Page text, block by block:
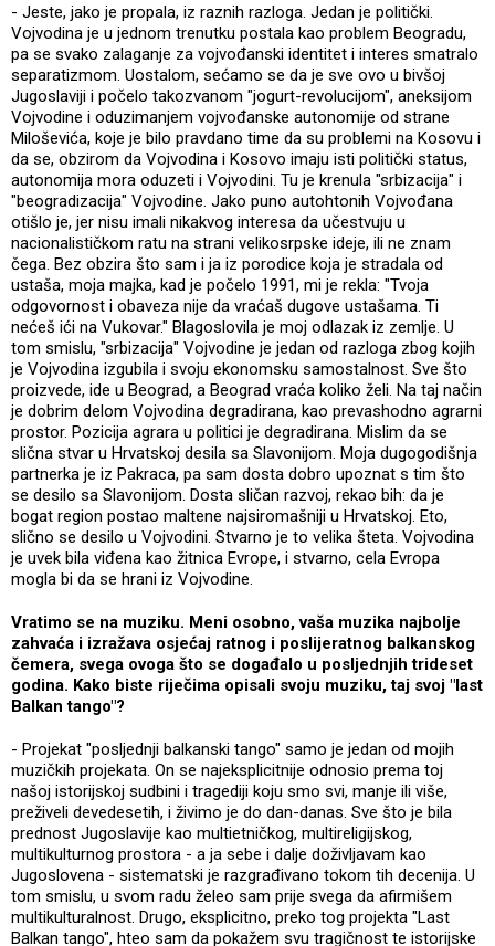
- Jeste, jako je propala, iz raznih razloga. Jedan je politički.
Vojvodina je u jednom trenutku postala kao problem Beogradu,
pa se svako zalaganje za vojvođanski identitet i interes smatralo
separatizmom. Uostalom, sećamo se da je sve ovo u bivšoj
Jugoslaviji i počelo takozvanom "jogurt-revolucijom", aneksijom
Vojvodine i oduzimanjem vojvođanske autonomije od strane
Miloševića, koje je bilo pravdano time da su problemi na Kosovu i
da se, obzirom da Vojvodina i Kosovo imaju isti politički status,
autonomija mora oduzeti i Vojvodini. Tu je krenula "srbizacija" i
"beogradizacija" Vojvodine. Jako puno autohtonih Vojvođana
otišlo je, jer nisu imali nikakvog interesa da učestvuju u
nacionalističkom ratu na strani velikosrpske ideje, ili ne znam
čega. Bez obzira što sam i ja iz porodice koja je stradala od
ustaša, moja majka, kad je počelo 1991, mi je rekla: "Tvoja
odgovornost i obaveza nije da vraćaš dugove ustašama. Ti
nećeš ići na Vukovar." Blagoslovila je moj odlazak iz zemlje. U
tom smislu, "srbizacija" Vojvodine je jedan od razloga zbog kojih
je Vojvodina izgubila i svoju ekonomsku samostalnost. Sve što
proizvede, ide u Beograd, a Beograd vraća koliko želi. Na taj način
je dobrim delom Vojvodina degradirana, kao prevashodno agrarni
prostor. Pozicija agrara u politici je degradirana. Mislim da se
slična stvar u Hrvatskoj desila sa Slavonijom. Moja dugogodišnja
partnerka je iz Pakraca, pa sam dosta dobro upoznat s tim što
se desilo sa Slavonijom. Dosta sličan razvoj, rekao bih: da je
bogat region postao maltene najsiromašniji u Hrvatskoj. Eto,
slično se desilo u Vojvodini. Stvarno je to velika šteta. Vojvodina
je uvek bila viđena kao žitnica Evrope, i stvarno, cela Evropa
mogla bi da se hrani iz Vojvodine.
Vratimo se na muziku. Meni osobno, vaša muzika najbolje
zahvaća i izražava osjećaj ratnog i poslijeratnog balkanskog
čemera, svega ovoga što se događalo u posljednjih trideset
godina. Kako biste riječima opisali svoju muziku, taj svoj "last
Balkan tango"?
- Projekat "posljednji balkanski tango" samo je jedan od mojih
muzičkih projekata. On se najeksplicitnije odnosio prema toj
našoj istorijskoj sudbini i tragediji koju smo svi, manje ili više,
preživeli devedesetih, i živimo je do dan-danas. Sve što je bila
prednost Jugoslavije kao multietničkog, multireligijskog,
multikulturnog prostora - a ja sebe i dalje doživljavam kao
Jugoslovena - sistematski je razgrađivano tokom tih decenija. U
tom smislu, u svom radu želeo sam prije svega da afirmišem
multikulturalnost. Drugo, eksplicitno, preko tog projekta "Last
Balkan tango", hteo sam da pokažem svu tragičnost te istorijske